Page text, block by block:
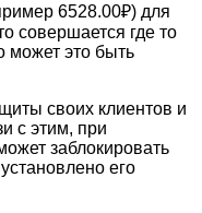
6528.00₽) для
совершается где то
может это быть
своих клиентов и
с этим, при
заблокировать
его